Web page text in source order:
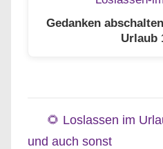
Gedanken
Urlaub
🌻 Loslassen im
und auch sonst